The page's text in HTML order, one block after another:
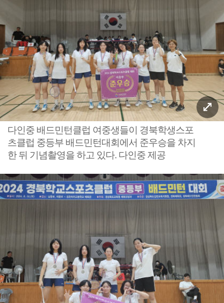
다인중 배드민턴클럽 여중생들이 경북학생스포
츠클럽 중등부 배드민턴대회에서 준우승을 차지
한 뒤 기념촬영을 하고 있다. 다인중 제공